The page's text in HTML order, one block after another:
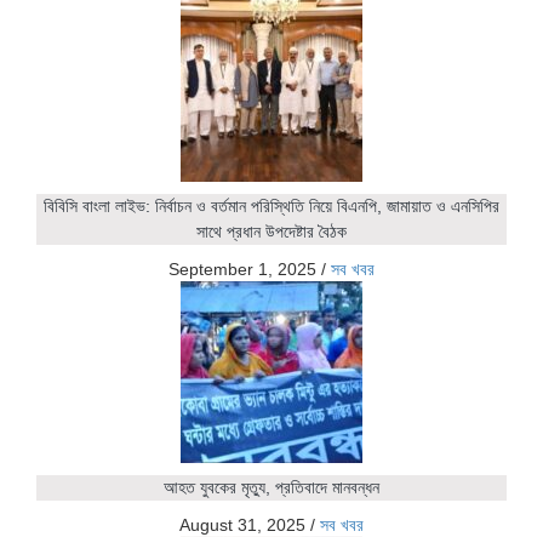
বিবিসি বাংলা লাইভ: নির্বাচন ও বর্তমান পরিস্থিতি নিয়ে বিএনপি, জামায়াত ও এনসিপির
সাথে প্রধান উপদেষ্টার বৈঠক
September 1, 2025 / সব খবর
আহত যুবকের মৃত্যু, প্রতিবাদে মানবন্ধন
August 31, 2025 / সব খবর